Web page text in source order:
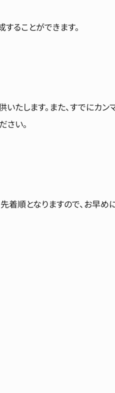
ることができます。
たします。また、すでにカ
さい。
着順となりますので、お早め